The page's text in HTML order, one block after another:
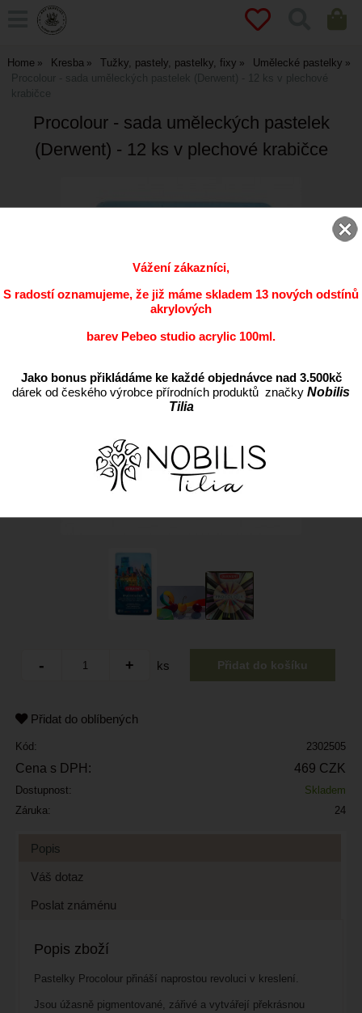
Home Kresba Tužky, pastely, pastelky, fixy
Umělecké pastelky
Procolour - sada uměleckých pastelek (Derwent) - 12 ks v plechové
krabičce
Procolour - sada uměleckých pastelek
(Derwent) - 12 ks v plechové krabičce
ks
Přidat do oblíbených
Kód: 2302505
Cena s DPH: 469 CZK
Dostupnost:
Skladem
Záruka:
24
Popis
Váš dotaz
Poslat známénu
Popis zboží
Pastelky Procolour přináší naprostou revoluci v kreslení.
Jsou úžasně pigmentované, zářivé a vytvářejí překrásnou
Vážení zákazníci,
S radostí oznamujeme, že již máme skladem 13 nových odstínů
akrylových
barev Pebeo studio acrylic 100ml.
Jako bonus přikládáme ke každé objednávce nad 3.500kč
dárek od českého výrobce přírodních produktů značky Nobilis
Tilia